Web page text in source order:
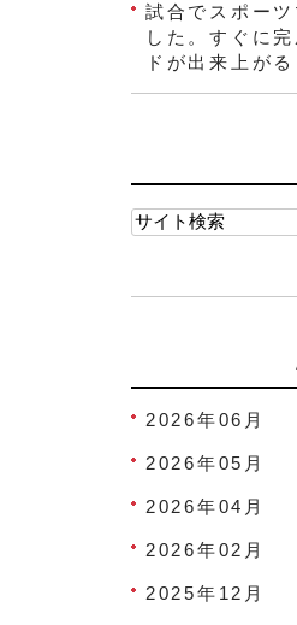
試合でスポー
した。すぐに
ドが出来上がる
2026年06月
2026年05月
2026年04月
2026年02月
2025年12月